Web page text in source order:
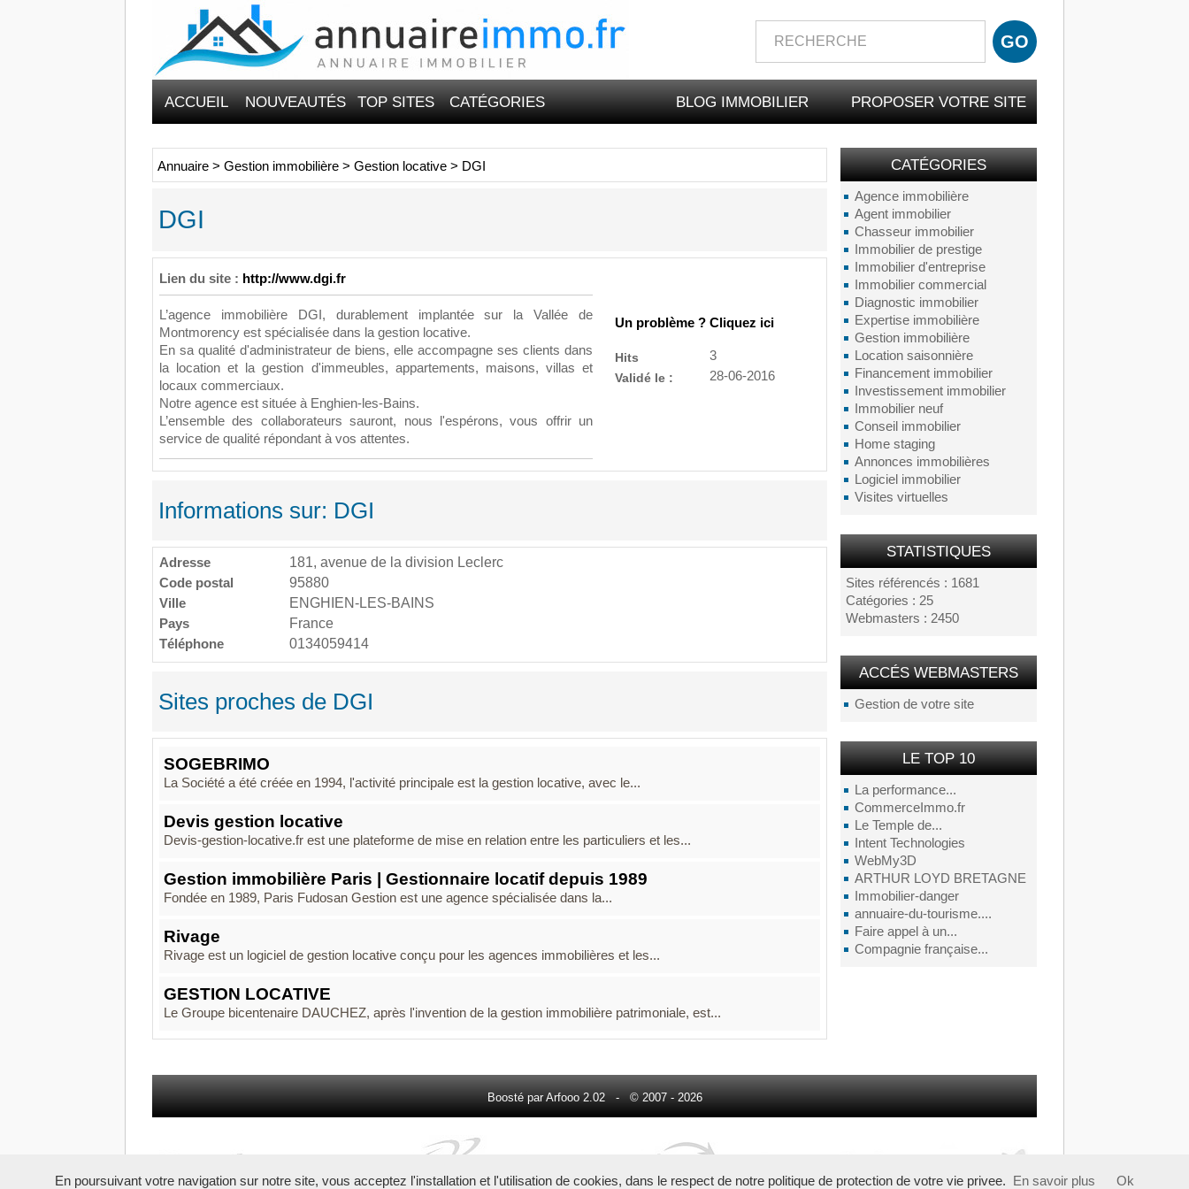
ACCUEIL NOUVEAUTÉS TOP SITES CATÉGORIES PROPOSER VOTRE SITE
BLOG IMMOBILIER
CATÉGORIES
Agence immobilière
Agent immobilier
Chasseur immobilier
Immobilier de prestige
Immobilier d'entreprise
Immobilier commercial
Diagnostic immobilier
Expertise immobilière
Gestion immobilière
Location saisonnière
Financement immobilier
Investissement immobilier
Immobilier neuf
Conseil immobilier
Home staging
Annonces immobilières
Logiciel immobilier
Visites virtuelles
STATISTIQUES
Sites référencés : 1681
Catégories : 25
Webmasters : 2450
ACCÉS WEBMASTERS
Gestion de votre site
LE TOP 10
La performance...
CommerceImmo.fr
Le Temple de...
Intent Technologies
WebMy3D
ARTHUR LOYD BRETAGNE
Immobilier-danger
annuaire-du-tourisme....
Faire appel à un...
Compagnie française...
Annuaire > Gestion immobilière > Gestion locative > DGI
DGI
Lien du site : http://www.dgi.fr
L’agence immobilière DGI, durablement implantée sur la Vallée de
Montmorency est spécialisée dans la gestion locative.
En sa qualité d'administrateur de biens, elle accompagne ses clients dans
la location et la gestion d'immeubles, appartements, maisons, villas et
locaux commerciaux.
Notre agence est située à Enghien-les-Bains.
L’ensemble des collaborateurs sauront, nous l'espérons, vous offrir un
service de qualité répondant à vos attentes.
Un problème ? Cliquez ici
Hits
3
Validé le :
28-06-2016
Informations sur: DGI
Adresse
181, avenue de la division Leclerc
Code postal
95880
Ville
ENGHIEN-LES-BAINS
Pays
France
Téléphone
0134059414
Sites proches de DGI
SOGEBRIMO
La Société a été créée en 1994, l'activité principale est la gestion locative, avec le...
Devis gestion locative
Devis-gestion-locative.fr est une plateforme de mise en relation entre les particuliers et les...
Gestion immobilière Paris | Gestionnaire locatif depuis 1989
Fondée en 1989, Paris Fudosan Gestion est une agence spécialisée dans la...
Rivage
Rivage est un logiciel de gestion locative conçu pour les agences immobilières et les...
GESTION LOCATIVE
Le Groupe bicentenaire DAUCHEZ, après l'invention de la gestion immobilière patrimoniale, est...
Boosté par Arfooo 2.02 - © 2007 - 2026
En poursuivant votre navigation sur notre site, vous acceptez l'installation et l'utilisation de cookies, dans le respect de notre politique de protection de votre vie privee. En savoir plus Ok